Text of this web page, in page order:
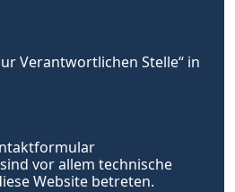
Verantwortlichen Stelle“ in
vor allem technische
Website betreten.